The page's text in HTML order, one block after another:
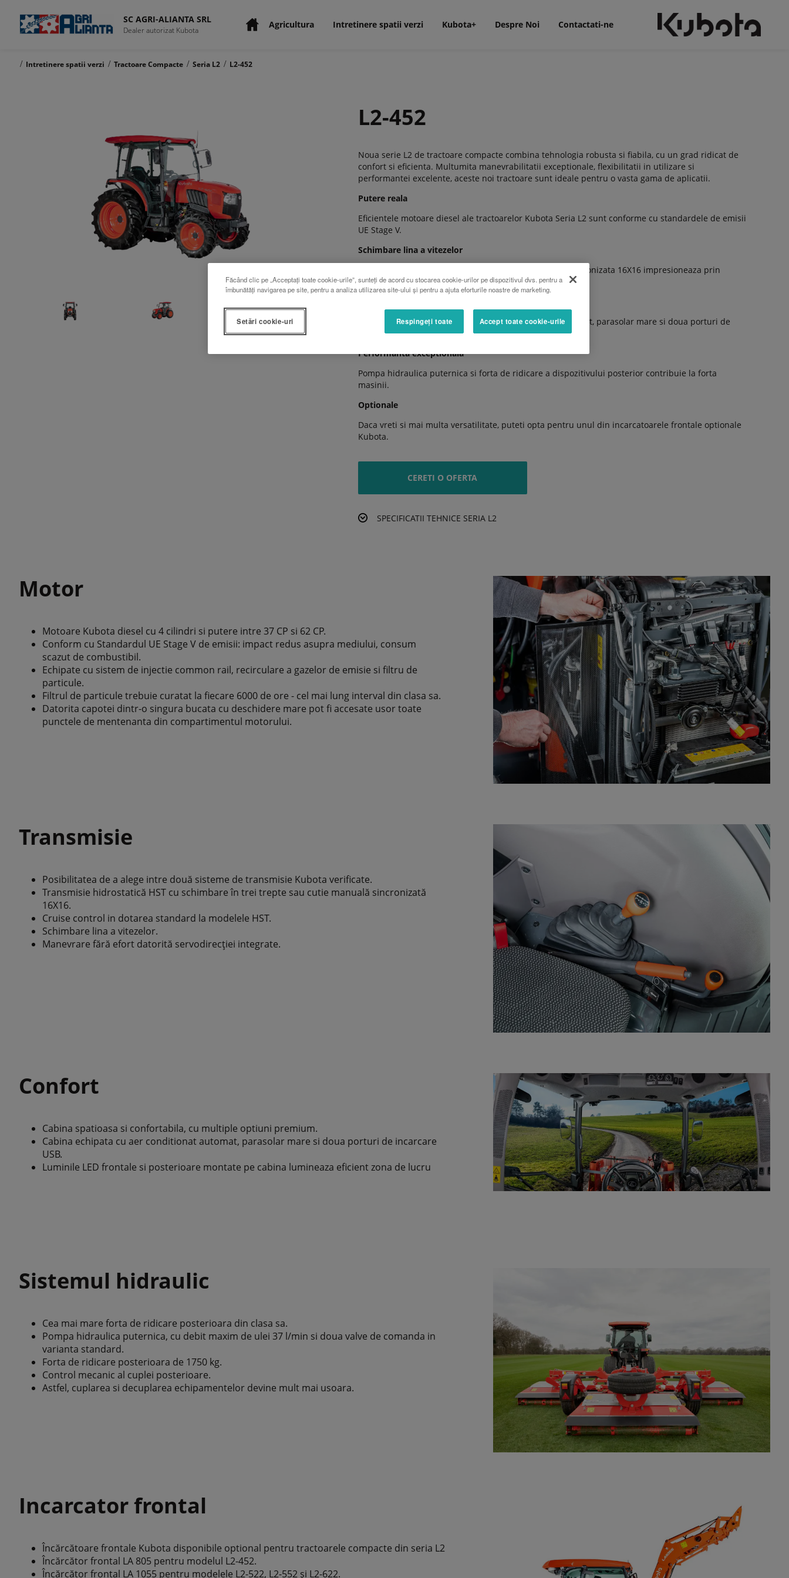
SC AGRI-ALIANTA SRL
Dealer autorizat Kubota Agricultura Intretinere spatii verzi Kubota+ Despre Noi Contactati-ne
/ Intretinere spatii verzi / Tractoare Compacte / Seria L2 / L2-452
L2-452
Noua serie L2 de tractoare compacte combina tehnologia robusta si fiabila, cu un grad ridicat de
confort si eficienta. Multumita manevrabilitatii exceptionale, flexibilitatii in utilizare si
performantei excelente, aceste noi tractoare sunt ideale pentru o vasta gama de aplicatii.
Putere reala
Eficientele motoare diesel ale tractoarelor Kubota Seria L2 sunt conforme cu standardele de emisii
UE Stage V.
Schimbare lina a vitezelor
Transmisia HST in trei grupe sau cutia de transmisie sincronizata 16X16 impresioneaza prin
manevrarea lina.
Modelele de cabina sunt dotate cu aer conditionat automat, parasolar mare si doua porturi de
incarcare USB.
Performanta exceptionala
Pompa hidraulica puternica si forta de ridicare a dispozitivului posterior contribuie la forta
masinii.
Optionale
Daca vreti si mai multa versatilitate, puteti opta pentru unul din incarcatoarele frontale optionale
Kubota.
CERETI O OFERTA
SPECIFICATII TEHNICE SERIA L2
Motor
Motoare Kubota diesel cu 4 cilindri si putere intre 37 CP si 62 CP.
Conform cu Standardul UE Stage V de emisii: impact redus asupra mediului, consum
scazut de combustibil.
Echipate cu sistem de injectie common rail, recirculare a gazelor de emisie si filtru de
particule.
Filtrul de particule trebuie curatat la fiecare 6000 de ore - cel mai lung interval din clasa sa.
Datorita capotei dintr-o singura bucata cu deschidere mare pot fi accesate usor toate
punctele de mentenanta din compartimentul motorului.
Transmisie
Posibilitatea de a alege intre două sisteme de transmisie Kubota verificate.
Transmisie hidrostatică HST cu schimbare în trei trepte sau cutie manuală sincronizată
16X16.
Cruise control in dotarea standard la modelele HST.
Schimbare lina a vitezelor.
Manevrare fără efort datorită servodirecției integrate.
Confort
Cabina spatioasa si confortabila, cu multiple optiuni premium.
Cabina echipata cu aer conditionat automat, parasolar mare si doua porturi de incarcare
USB.
Luminile LED frontale si posterioare montate pe cabina lumineaza eficient zona de lucru
Sistemul hidraulic
Cea mai mare forta de ridicare posterioara din clasa sa.
Pompa hidraulica puternica, cu debit maxim de ulei 37 l/min si doua valve de comanda in
varianta standard.
Forta de ridicare posterioara de 1750 kg.
Control mecanic al cuplei posterioare.
Astfel, cuplarea si decuplarea echipamentelor devine mult mai usoara.
Incarcator frontal
Încărcătoare frontale Kubota disponibile optional pentru tractoarele compacte din seria L2
Încărcător frontal LA 805 pentru modelul L2-452.
Încărcător frontal LA 1055 pentru modelele L2-522, L2-552 și L2-622.
Făcând clic pe „Acceptați toate cookie-urile”, sunteți de acord cu stocarea cookie-urilor pe dispozitivul dvs. pentru a
îmbunătăți navigarea pe site, pentru a analiza utilizarea site-ului și pentru a ajuta eforturile noastre de marketing.
Respingeți toate Accept toate cookie-urile
Setări cookie-uri